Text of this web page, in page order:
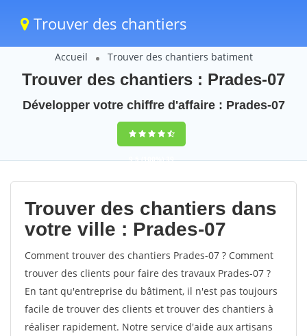
Trouver des chantiers
Accueil Trouver des chantiers batiment
Trouver des chantiers : Prades-07
Développer votre chiffre d'affaire : Prades-07
9,5(100%)39
votes
Trouver des chantiers dans
votre ville : Prades-07
Comment trouver des chantiers Prades-07 ? Comment
trouver des clients pour faire des travaux Prades-07 ?
En tant qu'entreprise du bâtiment, il n'est pas toujours
facile de trouver des clients et trouver des chantiers à
réaliser rapidement. Notre service d'aide aux artisans